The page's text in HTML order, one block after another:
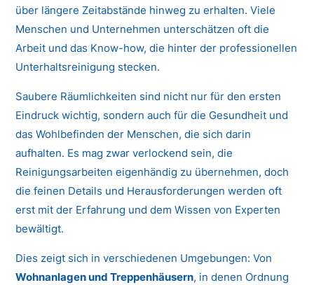
über längere Zeitabstände hinweg zu erhalten. Viele
Menschen und Unternehmen unterschätzen oft die
Arbeit und das Know-how, die hinter der professionellen
Unterhaltsreinigung stecken.
Saubere Räumlichkeiten sind nicht nur für den ersten
Eindruck wichtig, sondern auch für die Gesundheit und
das Wohlbefinden der Menschen, die sich darin
aufhalten. Es mag zwar verlockend sein, die
Reinigungsarbeiten eigenhändig zu übernehmen, doch
die feinen Details und Herausforderungen werden oft
erst mit der Erfahrung und dem Wissen von Experten
bewältigt.
Dies zeigt sich in verschiedenen Umgebungen: Von
Wohnanlagen und Treppenhäusern, in denen Ordnung